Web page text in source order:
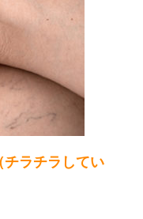
ラチラしてい